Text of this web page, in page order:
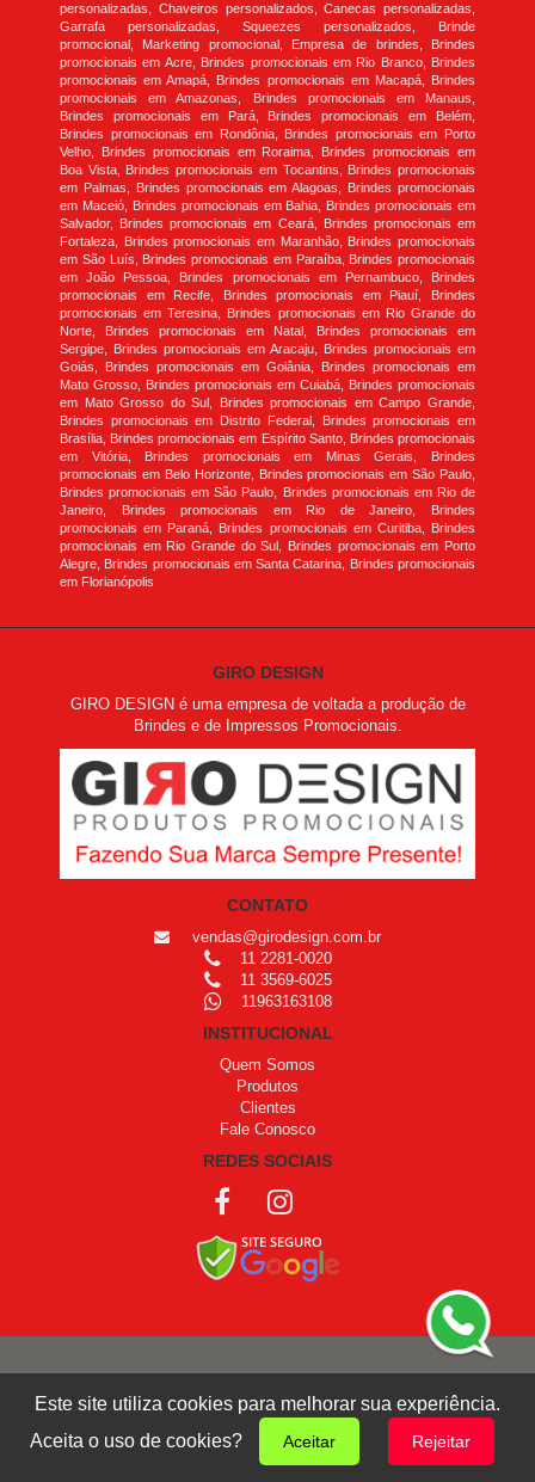
personalizadas, Chaveiros personalizados, Canecas personalizadas,
Garrafa personalizadas, Squeezes personalizados, Brinde
promocional, Marketing promocional, Empresa de brindes, Brindes
promocionais em Acre, Brindes promocionais em Rio Branco, Brindes
promocionais em Amapá, Brindes promocionais em Macapá, Brindes
promocionais em Amazonas, Brindes promocionais em Manaus,
Brindes promocionais em Pará, Brindes promocionais em Belém,
Brindes promocionais em Rondônia, Brindes promocionais em Porto
Velho, Brindes promocionais em Roraima, Brindes promocionais em
Boa Vista, Brindes promocionais em Tocantins, Brindes promocionais
em Palmas, Brindes promocionais em Alagoas, Brindes promocionais
em Maceió, Brindes promocionais em Bahia, Brindes promocionais em
Salvador, Brindes promocionais em Ceará, Brindes promocionais em
Fortaleza, Brindes promocionais em Maranhão, Brindes promocionais
em São Luís, Brindes promocionais em Paraíba, Brindes promocionais
em João Pessoa, Brindes promocionais em Pernambuco, Brindes
promocionais em Recife, Brindes promocionais em Piauí, Brindes
promocionais em Teresina, Brindes promocionais em Rio Grande do
Norte, Brindes promocionais em Natal, Brindes promocionais em
Sergipe, Brindes promocionais em Aracaju, Brindes promocionais em
Goiás, Brindes promocionais em Goiânia, Brindes promocionais em
Mato Grosso, Brindes promocionais em Cuiabá, Brindes promocionais
em Mato Grosso do Sul, Brindes promocionais em Campo Grande,
Brindes promocionais em Distrito Federal, Brindes promocionais em
Brasília, Brindes promocionais em Espírito Santo, Brindes promocionais
em Vitória, Brindes promocionais em Minas Gerais, Brindes
promocionais em Belo Horizonte, Brindes promocionais em São Paulo,
Brindes promocionais em São Paulo, Brindes promocionais em Rio de
Janeiro, Brindes promocionais em Rio de Janeiro, Brindes
promocionais em Paraná, Brindes promocionais em Curitiba, Brindes
promocionais em Rio Grande do Sul, Brindes promocionais em Porto
Alegre, Brindes promocionais em Santa Catarina, Brindes promocionais
em Florianópolis
GIRO DESIGN
GIRO DESIGN é uma empresa de voltada a produção de
Brindes e de Impressos Promocionais.
CONTATO
vendas@girodesign.com.br
11 2281-0020
11 3569-6025
11963163108
INSTITUCIONAL
Quem Somos
Produtos
Clientes
Fale Conosco
REDES SOCIAIS
Giro Design
Este site utiliza cookies para melhorar sua experiência.
Aceita o uso de cookies?
Aceitar Rejeitar